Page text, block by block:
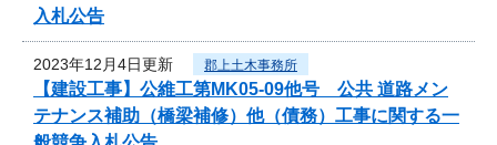
入札公告
2023年12月4日更新 郡上土木事務所
【建設工事】公維工第MK05-09他号 公共 道路メン
テナンス補助（橋梁補修）他（債務）工事に関する一